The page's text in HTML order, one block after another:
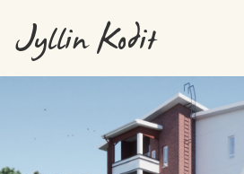
Jyllin Kodit